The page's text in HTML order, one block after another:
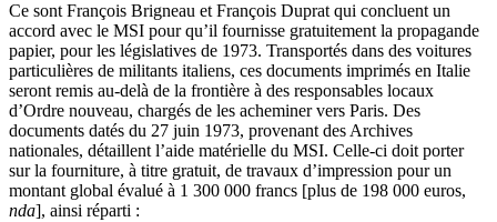
Ce sont François Brigneau et François Duprat qui concluent un
accord avec le MSI pour qu’il fournisse gratuitement la propagande
papier, pour les législatives de 1973. Transportés dans des voitures
particulières de militants italiens, ces documents imprimés en Italie
seront remis au-delà de la frontière à des responsables locaux
d’Ordre nouveau, chargés de les acheminer vers Paris. Des
documents datés du 27 juin 1973, provenant des Archives
nationales, détaillent l’aide matérielle du MSI. Celle-ci doit porter
sur la fourniture, à titre gratuit, de travaux d’impression pour un
montant global évalué à 1 300 000 francs [plus de 198 000 euros,
nda], ainsi réparti :